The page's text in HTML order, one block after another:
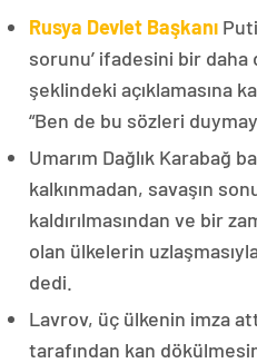
Rusya Devlet Başkanı
sorunu’ ifadesini bir daha
şeklindeki açıklamasına
“Ben de bu sözleri
Umarım Dağlık Karabağ
kalkınmadan, savaşın
kaldırılmasından ve bir
olan ülkelerin
dedi.
Lavrov, üç ülkenin imza
tarafından kan